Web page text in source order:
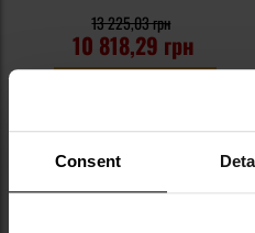
Consent
10 818,29 грн
13 225,03 грн